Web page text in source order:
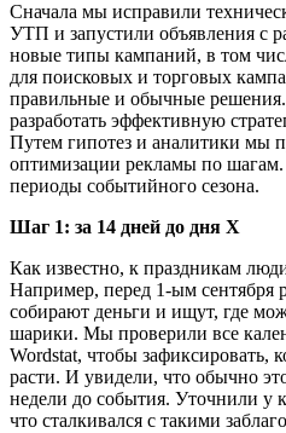
Сначала мы исправили
УТП и запустили объявления с
новые типы кампаний, в том
для поисковых и торговых
правильные и обычные
разработать эффективную
Путем гипотез и аналитики мы
оптимизации рекламы по шагам.
периоды событийного сезона.
Шаг 1: за 14 дней до дня Х
Как известно, к праздникам люди
Например, перед 1-ым сентября
собирают деньги и ищут, где
шарики. Мы проверили все
Wordstat, чтобы зафиксировать,
расти. И увидели, что обычно
недели до события. Уточнили у
что сталкивался с такими